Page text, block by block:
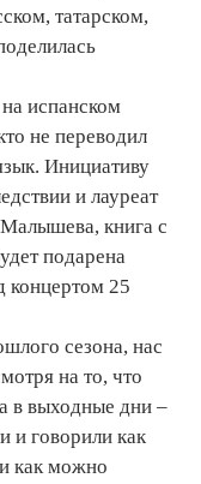
татарском,
испанском
не переводил
Инициативу
и лауреат
Малышева, книга с
подарена
концертом 25
сезона, нас
на то, что
в выходные дни –
и говорили как
как можно